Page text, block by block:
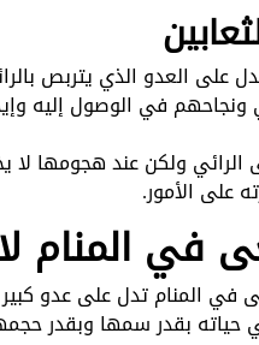
على العدو الذي يتربص
ونجاحهم في الوصول إليه
الرائي ولكن عند هجومها
على الأمور.
في المنام
في المنام تدل على عدو
بقدر سمها وبقدر